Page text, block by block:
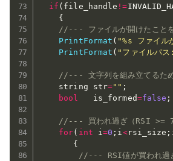
if ( file_handle !=
{
//--- ファイルが開けたこと
PrintFormat ( "%s ファイル
PrintFormat ( "ファイル
//--- 文字列を組み立てるた
    string str
="" ;
bool
   is_formed
=false ;
//--- 買われ過ぎ（RSI >= 70
for( int i=0 ; i <rsi_size ;
{
//--- RSI値が買われ過